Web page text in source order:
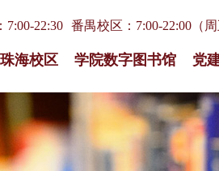
7:00-22:30 番禺校区：7:00-22:00（周
珠海校区 学院数字图书馆 党